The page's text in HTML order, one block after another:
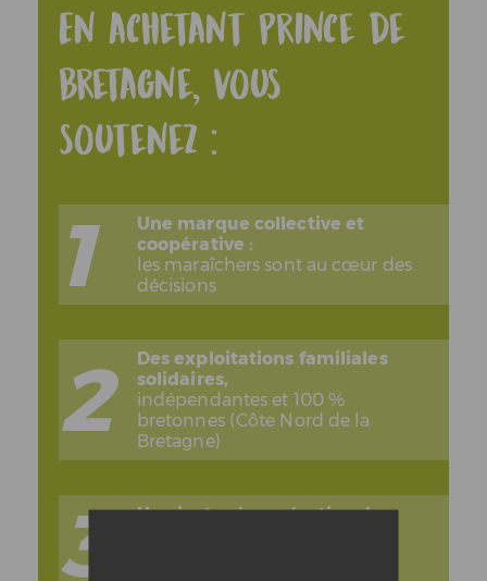
En achetant Prince de
Bretagne, vous
soutenez :
Une marque collective et
coopérative :
les maraîchers sont au cœur des
décisions
Des exploitations familiales
solidaires,
indépendantes et 100 %
bretonnes (Côte Nord de la
Bretagne)
Une juste rémunération des